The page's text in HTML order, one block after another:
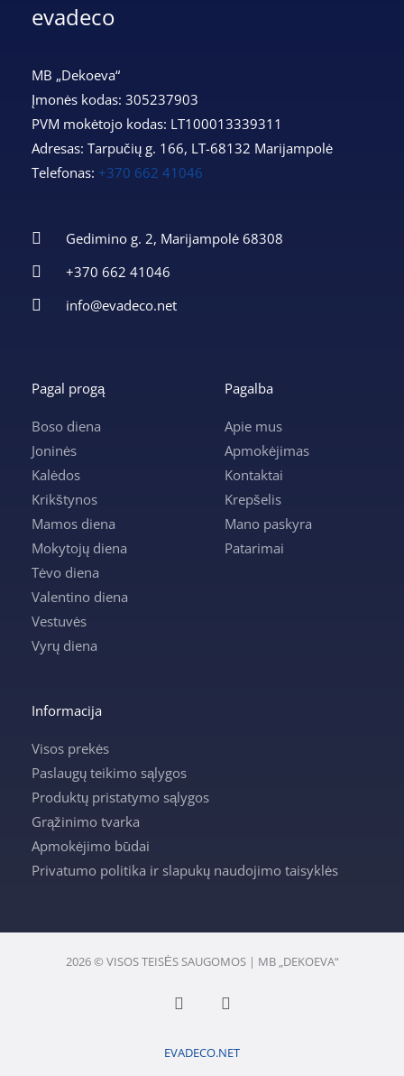
evadeco
MB „Dekoeva“
Įmonės kodas: 305237903
PVM mokėtojo kodas: LT100013339311
Adresas: Tarpučių g. 166, LT-68132 Marijampolė
Telefonas: +370 662 41046
Gedimino g. 2, Marijampolė 68308
+370 662 41046
info@evadeco.net
Pagal progą
Boso diena
Joninės
Kalėdos
Krikštynos
Mamos diena
Mokytojų diena
Tėvo diena
Valentino diena
Vestuvės
Vyrų diena
Pagalba
Apie mus
Apmokėjimas
Kontaktai
Krepšelis
Mano paskyra
Patarimai
Informacija
Visos prekės
Paslaugų teikimo sąlygos
Produktų pristatymo sąlygos
Grąžinimo tvarka
Apmokėjimo būdai
Privatumo politika ir slapukų naudojimo taisyklės
2026 © VISOS TEISĖS SAUGOMOS | MB „DEKOEVA“
F
e
I
t
EVADECO.NET